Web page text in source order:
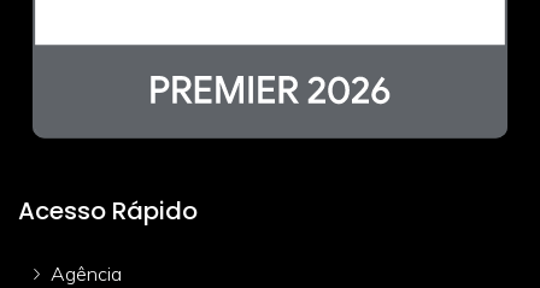
Acesso Rápido
Agência